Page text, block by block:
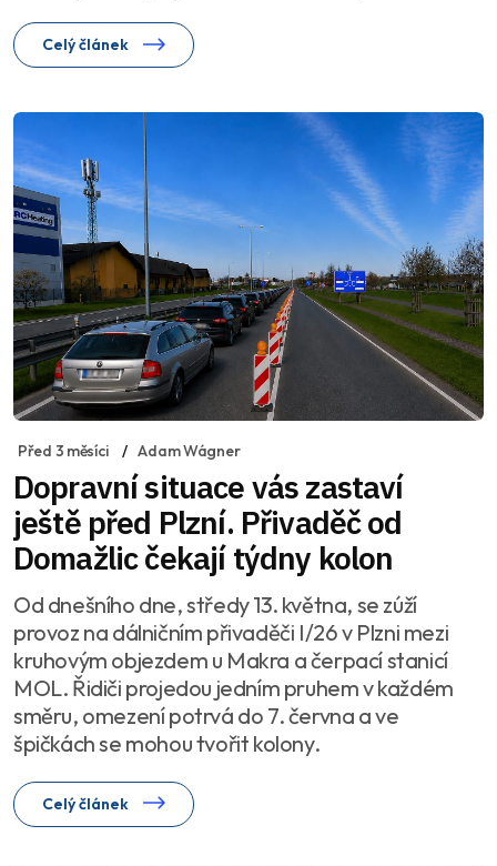
Celý článek
Před 3 měsíci Adam Wágner
Dopravní situace vás zastaví
ještě před Plzní. Přivaděč od
Domažlic čekají týdny kolon
Od dnešního dne, středy 13. května, se zúží
provoz na dálničním přivaděči I/26 v Plzni mezi
kruhovým objezdem u Makra a čerpací stanicí
MOL. Řidiči projedou jedním pruhem v každém
směru, omezení potrvá do 7. června a ve
špičkách se mohou tvořit kolony.
Celý článek